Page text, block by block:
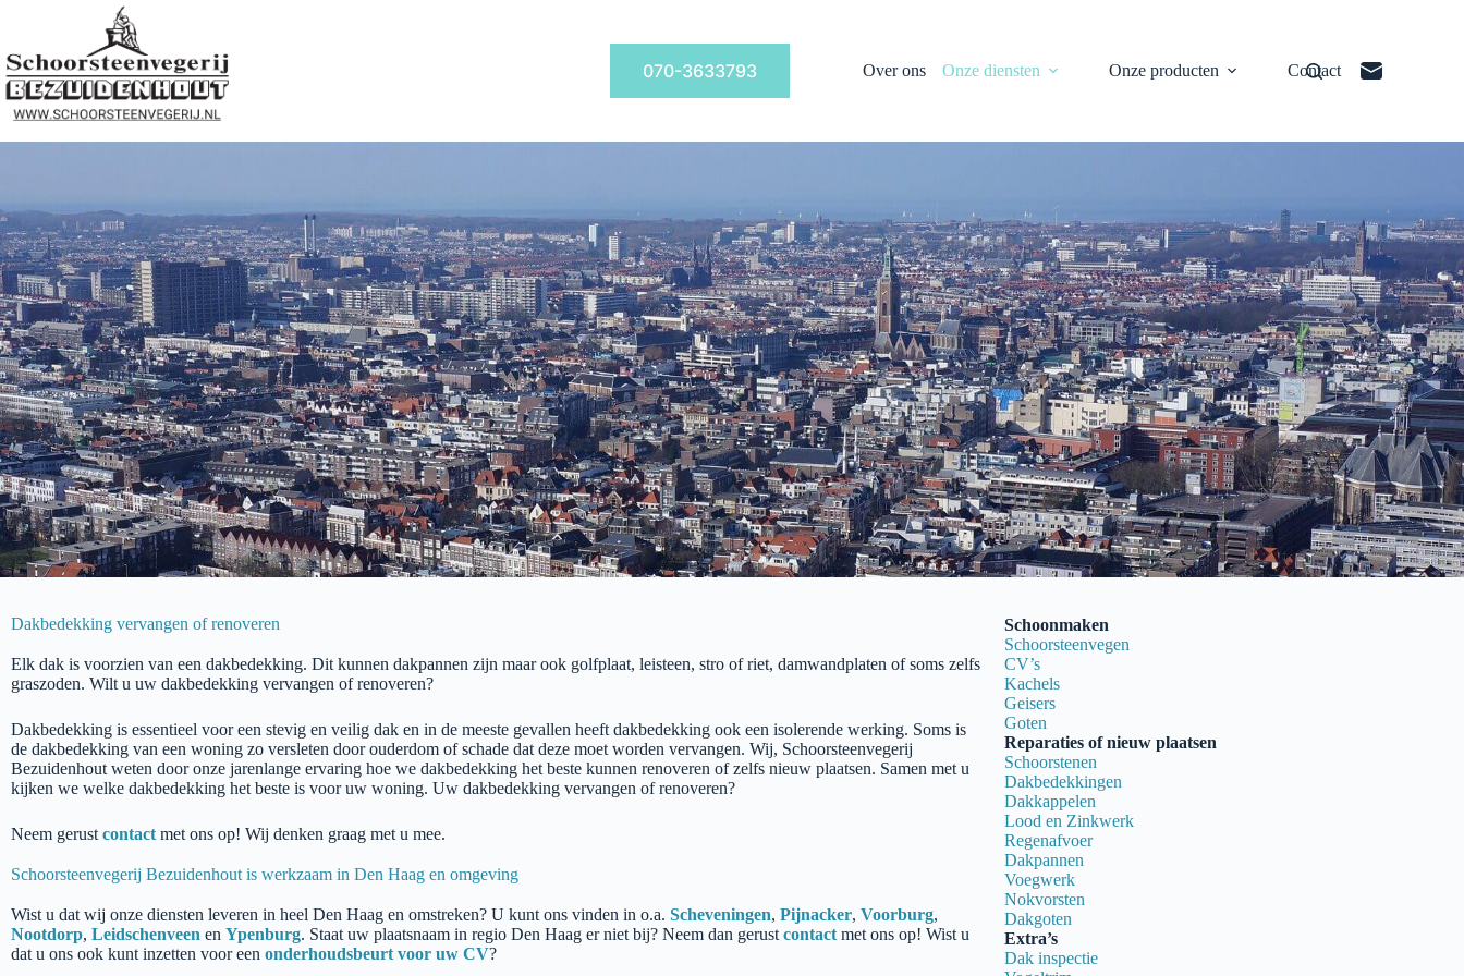
070-3633793 Over ons Onze diensten Onze producten Contact
Dakbedekking vervangen of renoveren
Elk dak is voorzien van een dakbedekking. Dit kunnen dakpannen zijn maar ook golfplaat, leisteen, stro of riet, damwandplaten of soms zelfs
graszoden. Wilt u uw dakbedekking vervangen of renoveren?
Dakbedekking is essentieel voor een stevig en veilig dak en in de meeste gevallen heeft dakbedekking ook een isolerende werking. Soms is
de dakbedekking van een woning zo versleten door ouderdom of schade dat deze moet worden vervangen. Wij, Schoorsteenvegerij
Bezuidenhout weten door onze jarenlange ervaring hoe we dakbedekking het beste kunnen renoveren of zelfs nieuw plaatsen. Samen met u
kijken we welke dakbedekking het beste is voor uw woning. Uw dakbedekking vervangen of renoveren?
Neem gerust contact met ons op! Wij denken graag met u mee.
Schoorsteenvegerij Bezuidenhout is werkzaam in Den Haag en omgeving
Wist u dat wij onze diensten leveren in heel Den Haag en omstreken? U kunt ons vinden in o.a. Scheveningen, Pijnacker, Voorburg,
Nootdorp, Leidschenveen en Ypenburg. Staat uw plaatsnaam in regio Den Haag er niet bij? Neem dan gerust contact met ons op! Wist u
dat u ons ook kunt inzetten voor een onderhoudsbeurt voor uw CV?
Schoonmaken
Schoorsteenvegen
CV’s
Kachels
Geisers
Goten
Reparaties of nieuw plaatsen
Schoorstenen
Dakbedekkingen
Dakkappelen
Lood en Zinkwerk
Regenafvoer
Dakpannen
Voegwerk
Nokvorsten
Dakgoten
Extra’s
Dak inspectie